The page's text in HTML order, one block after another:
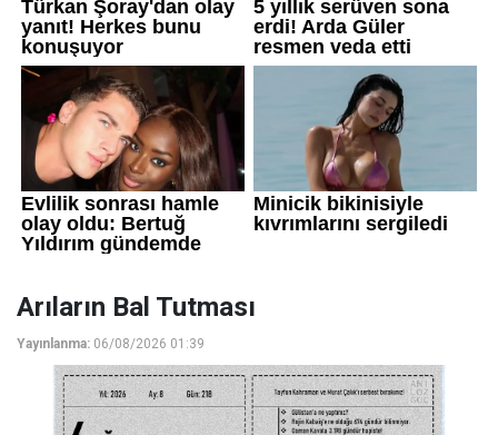
Arıların Bal Tutması
Yayınlanma: 06/08/2026 01:39